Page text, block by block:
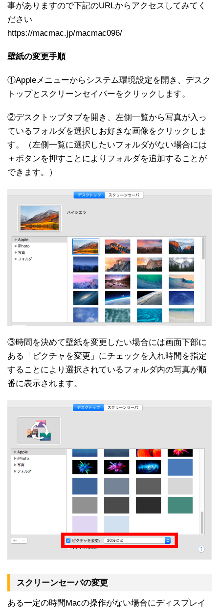
事がありますので下記のURLからアクセスしてみてく
ださい
https://macmac.jp/macmac096/
壁紙の変更手順
①Appleメニューからシステム環境設定を開き、デスク
トップとスクリーンセイバーをクリックします。
②デスクトップタブを開き、左側一覧から写真が入っ
ているフォルダを選択しお好きな画像をクリックしま
す。（左側一覧に選択したいフォルダがない場合には
＋ボタンを押すことによりフォルダを追加することが
できます。）
③時間を決めて壁紙を変更したい場合には画面下部に
ある「ピクチャを変更」にチェックを入れ時間を指定
することにより選択されているフォルダ内の写真が順
番に表示されます。
スクリーンセーバの変更
ある一定の時間Macの操作がない場合にディスプレイ